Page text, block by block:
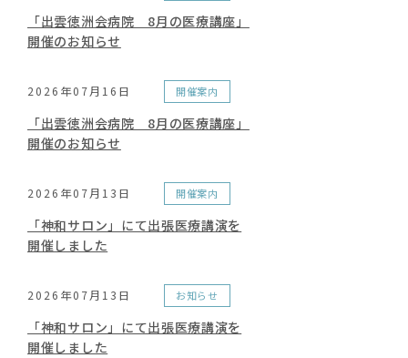
「出雲徳洲会病院 8月の医療講座」
開催のお知らせ
開催案内
2026年07月16日
「出雲徳洲会病院 8月の医療講座」
開催のお知らせ
開催案内
2026年07月13日
「神和サロン」にて出張医療講演を
開催しました
お知らせ
2026年07月13日
「神和サロン」にて出張医療講演を
開催しました